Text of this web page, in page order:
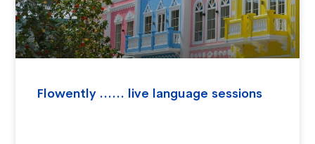
Flowently …… live language sessions